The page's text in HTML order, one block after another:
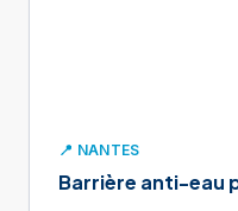
📍 NANTES
Barrière anti-eau